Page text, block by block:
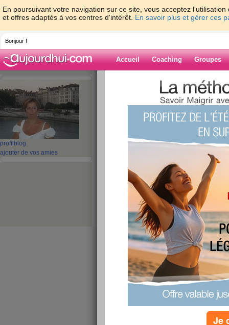
En poursuivant votre navigation sur ce site, vous acceptez
et offres adaptés à vos centres d'intérêt. En savoir plus et gérer ces
Bonjour !
Accueil Coaching Groupes
profil blog
ajouter de vos amies
>
> 2eme
Blog de
2eme SEMAINE
5eme JOUR...
publié le 23/10/2009 à 10:58
Bientôt en week
Enfin, dernier jour de la semaine et j'en ai
que je garde, sont déchainés et n'arrêtent
pas de hurler pour la sieste alors je suis
salle à mangé pour
Aujourd'hui, j'ai décider de pas faire grand
repas et me reposer pendant la sieste si
Hier soir, mon mari a été voir les
bonne suprise. Dans certaines matieres
sinon elle travaille bien et est calme d'en
intermédiaire est bon, elle a 12 de
Je